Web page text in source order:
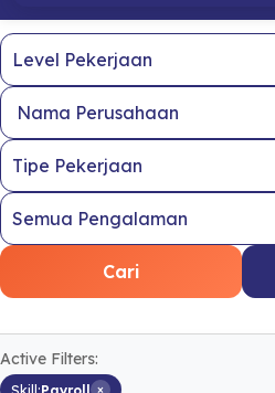
Nama Perusahaan
Cari
Active Filters:
Skill:Payroll ×